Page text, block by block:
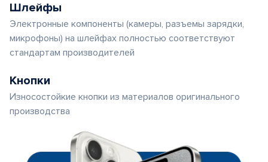
Шлейфы
Электронные компоненты (камеры, разъемы зарядки,
микрофоны) на шлейфах полностью соответствуют
стандартам производителей
Кнопки
Износостойкие кнопки из материалов оригинального
производства